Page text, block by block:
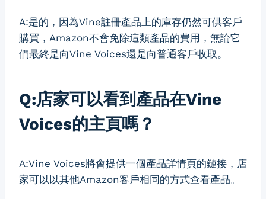
A:是的，因為Vine註冊產品上的庫存仍然可供客戶
購買，Amazon不會免除這類產品的費用，無論它
們最終是向Vine Voices還是向普通客戶收取。
Q:店家可以看到產品在Vine
Voices的主頁嗎？
A:Vine Voices將會提供一個產品詳情頁的鏈接，店
家可以以其他Amazon客戶相同的方式查看產品。